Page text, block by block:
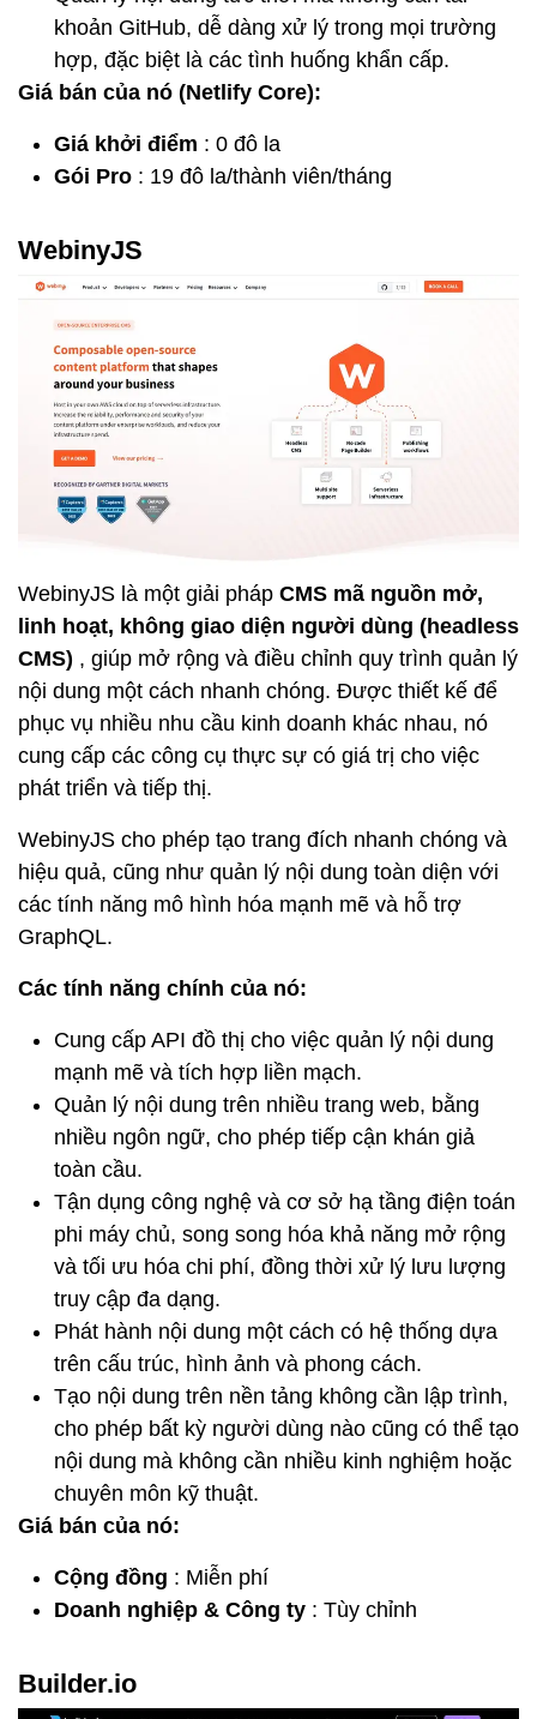
khoản GitHub, dễ dàng xử lý trong mọi trường
hợp, đặc biệt là các tình huống khẩn cấp.
Giá bán của nó (Netlify Core):
Giá khởi điểm : 0 đô la
Gói Pro : 19 đô la/thành viên/tháng
WebinyJS
WebinyJS là một giải pháp CMS mã nguồn mở,
linh hoạt, không giao diện người dùng (headless
CMS) , giúp mở rộng và điều chỉnh quy trình quản lý
nội dung một cách nhanh chóng. Được thiết kế để
phục vụ nhiều nhu cầu kinh doanh khác nhau, nó
cung cấp các công cụ thực sự có giá trị cho việc
phát triển và tiếp thị.
WebinyJS cho phép tạo trang đích nhanh chóng và
hiệu quả, cũng như quản lý nội dung toàn diện với
các tính năng mô hình hóa mạnh mẽ và hỗ trợ
GraphQL.
Các tính năng chính của nó:
Cung cấp API đồ thị cho việc quản lý nội dung
mạnh mẽ và tích hợp liền mạch.
Quản lý nội dung trên nhiều trang web, bằng
nhiều ngôn ngữ, cho phép tiếp cận khán giả
toàn cầu.
Tận dụng công nghệ và cơ sở hạ tầng điện toán
phi máy chủ, song song hóa khả năng mở rộng
và tối ưu hóa chi phí, đồng thời xử lý lưu lượng
truy cập đa dạng.
Phát hành nội dung một cách có hệ thống dựa
trên cấu trúc, hình ảnh và phong cách.
Tạo nội dung trên nền tảng không cần lập trình,
cho phép bất kỳ người dùng nào cũng có thể tạo
nội dung mà không cần nhiều kinh nghiệm hoặc
chuyên môn kỹ thuật.
Giá bán của nó:
Cộng đồng : Miễn phí
Doanh nghiệp & Công ty : Tùy chỉnh
Builder.io